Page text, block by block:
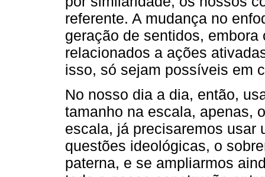
referente. A mudança no
geração de sentidos,
relacionados a ações
isso, só sejam possíveis em
No nosso dia a dia, então,
tamanho na escala, apenas,
escala, já precisaremos usar
questões ideológicas, o
paterna, e se ampliarmos